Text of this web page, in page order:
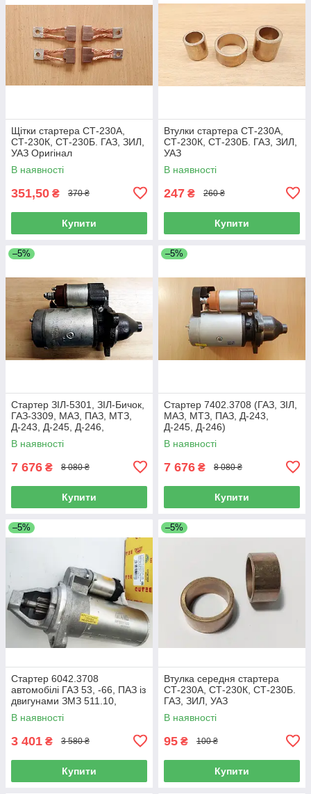
Щітки стартера СТ-230А,
СТ-230К, СТ-230Б. ГАЗ, ЗИЛ,
УАЗ Оригінал
В наявності
351,50 ₴ 370 ₴
Купити
Втулки стартера СТ-230А,
СТ-230К, СТ-230Б. ГАЗ, ЗИЛ,
УАЗ
В наявності
247 ₴ 260 ₴
Купити
–5%
Стартер ЗІЛ-5301, ЗІЛ-Бичок,
ГАЗ-3309, МАЗ, ПАЗ, МТЗ,
Д-243, Д-245, Д-246,
7402.3708
В наявності
7 676 ₴ 8 080 ₴
Купити
–5%
Стартер 7402.3708 (ГАЗ, ЗІЛ,
МАЗ, МТЗ, ПАЗ, Д-243,
Д-245, Д-246)
В наявності
7 676 ₴ 8 080 ₴
Купити
–5%
Стартер 6042.3708
автомобілі ГАЗ 53, -66, ПАЗ із
двигунами ЗМЗ 511.10,
513.10, 73, 5234.10 (Beand)
В наявності
3 401 ₴ 3 580 ₴
Купити
–5%
Втулка середня стартера
СТ-230А, СТ-230К, СТ-230Б.
ГАЗ, ЗИЛ, УАЗ
В наявності
95 ₴ 100 ₴
Купити